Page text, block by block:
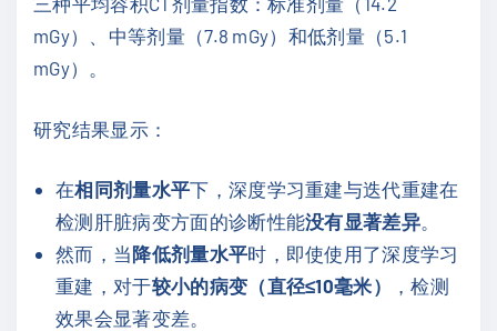
mGy）、中等剂量（7.8 mGy）和低剂量（5.1
mGy）。
研究结果显示：
在相同剂量水平下，深度学习重建与迭代重建在
检测肝脏病变方面的诊断性能没有显著差异。
然而，当降低剂量水平时，即使使用了深度学习
重建，对于较小的病变（直径≤10毫米）
，检测
效果会显著变差。